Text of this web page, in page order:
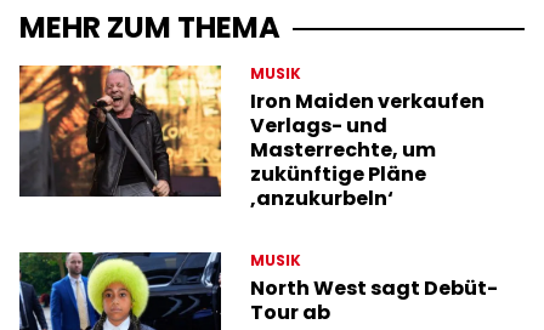
MEHR ZUM THEMA
MUSIK
Iron Maiden verkaufen
Verlags- und
Masterrechte, um
zukünftige Pläne
‚anzukurbeln‘
MUSIK
North West sagt Debüt-
Tour ab